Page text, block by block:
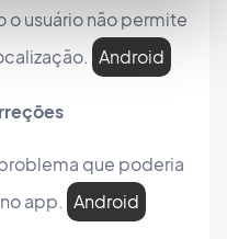
o usuário não permite
Android
que poderia
app. Android